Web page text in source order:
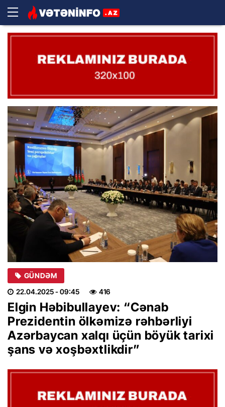
GÜNDƏM
22.04.2025- 09:45 416
Elgin Həbibullayev: “Cənab
Prezidentin ölkəmizə rəhbərliyi
Azərbaycan xalqı üçün böyük tarixi
şans və xoşbəxtlikdir”